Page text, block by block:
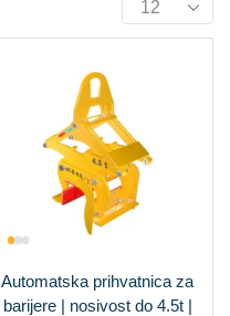
Automatska prihvatnica za
barijere | nosivost do 4.5t |